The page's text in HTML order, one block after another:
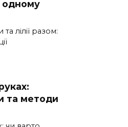
одному
лілії разом:
та методи